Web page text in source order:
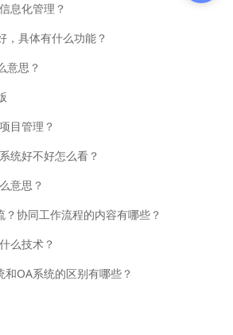
息化管理？
，具体有什么功能？
意思？
目管理？
统好不好怎么看？
意思？
？协同工作流程的内容有哪些？
么技术？
和OA系统的区别有哪些？